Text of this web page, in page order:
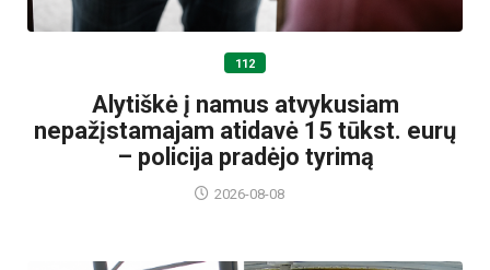
112
Alytiškė į namus atvykusiam
nepažįstamajam atidavė 15 tūkst. eurų
– policija pradėjo tyrimą
2026-08-08